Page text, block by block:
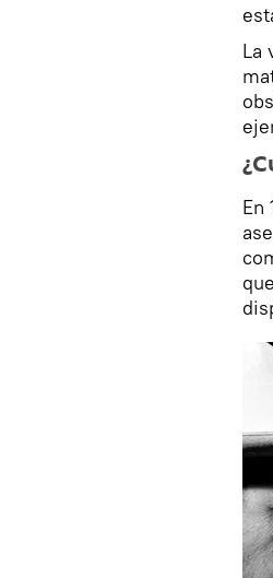
La
En